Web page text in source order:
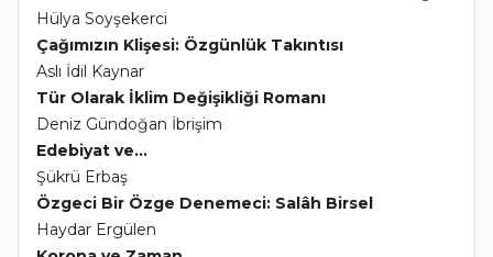
Hülya Soyşekerci
Çağımızın Klişesi: Özgünlük Takıntısı
Aslı İdil Kaynar
Tür Olarak İklim Değişikliği Romanı
Deniz Gündoğan İbrişim
Edebiyat ve...
Şükrü Erbaş
Özgeci Bir Özge Denemeci: Salâh Birsel
Haydar Ergülen